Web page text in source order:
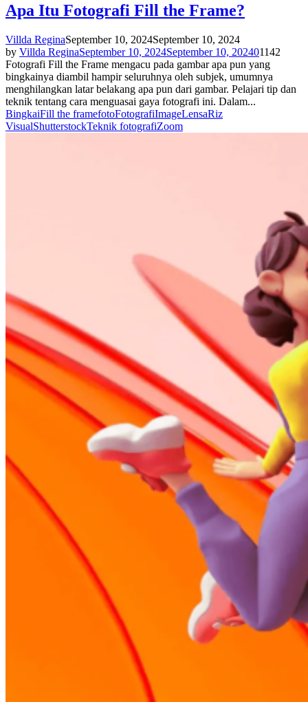
Apa Itu Fotografi Fill the Frame?
Villda ReginaSeptember 10, 2024September 10, 2024
by Villda ReginaSeptember 10, 2024September 10, 202401142
Fotografi Fill the Frame mengacu pada gambar apa pun yang
bingkainya diambil hampir seluruhnya oleh subjek, umumnya
menghilangkan latar belakang apa pun dari gambar. Pelajari tip dan
teknik tentang cara menguasai gaya fotografi ini. Dalam...
BingkaiFill the framefotoFotografiImageLensaRiz
VisualShutterstockTeknik fotografiZoom